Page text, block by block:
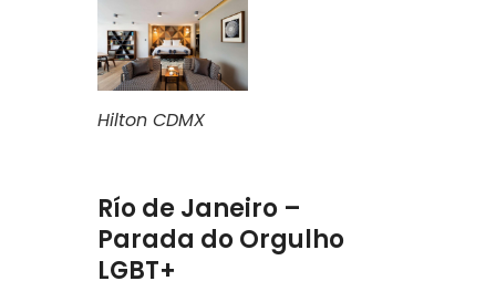
Hilton CDMX
Río de Janeiro –
Parada do Orgulho
LGBT+